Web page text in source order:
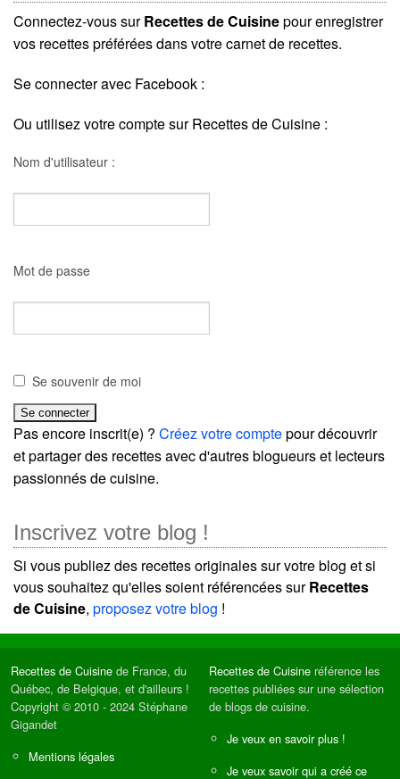
Connectez-vous surRecettes de Cuisinepour enregistrer
vos recettes préférées dans votre carnet de recettes.
Se connecter avec Facebook :
Ou utilisez votre compte sur Recettes de Cuisine :
Nom d'utilisateur :
Mot de passe
Se souvenir de moi
Pas encore inscrit(e) ? Créez votre comptepour découvrir
et partager des recettes avec d'autres blogueurs et lecteurs
passionnés de cuisine.
Inscrivez votre blog !
Si vous publiez des recettes originales sur votre blog et si
vous souhaitez qu'elles soient référencées surRecettes
de Cuisine, proposez votre blog !
Recettes de Cuisine de France, du
Québec, de Belgique, et d'ailleurs !
Copyright © 2010 - 2024 Stéphane
Gigandet
Mentions légales
Recettes de Cuisine référence les
recettes publiées sur une sélection
de blogs de cuisine.
Je veux en savoir plus !
Je veux savoir qui a créé ce